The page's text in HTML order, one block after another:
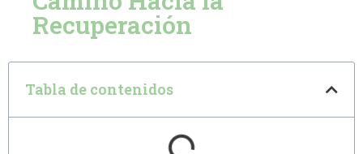
Recuperación
Tabla de contenidos